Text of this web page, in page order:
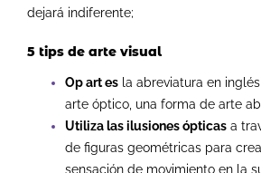
dejará indiferente;
5 tips de arte visual
Op art es la abreviatura en
arte óptico, una forma de arte
Utiliza las ilusiones ópticas a
de figuras geométricas para
sensación de movimiento en la